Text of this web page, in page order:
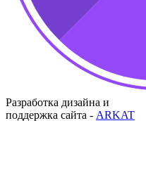
Разработка дизайна и
поддержка сайта - ARKAT